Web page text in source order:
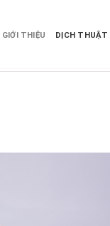
GIỚI THIỆU DỊCH THUẬT